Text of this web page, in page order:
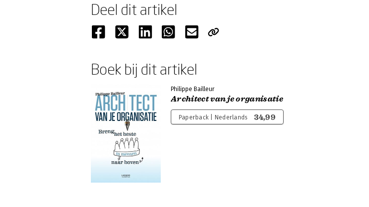
Deel dit artikel
Boek bij dit artikel
Philippe Bailleur
Architect van je organisatie
Paperback | Nederlands 34,99